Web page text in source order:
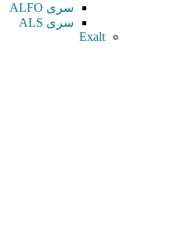
سری ALFO
سری ALS
Exalt